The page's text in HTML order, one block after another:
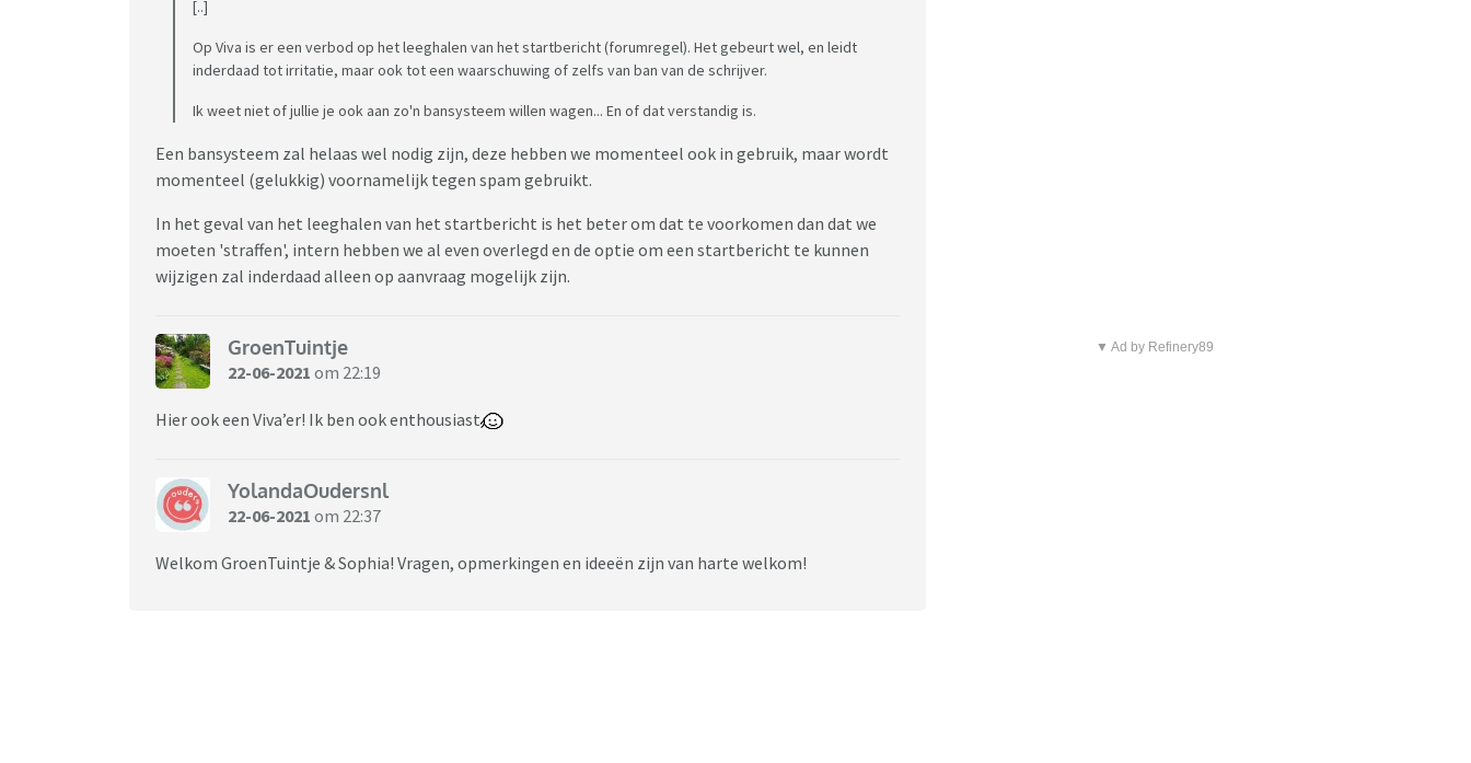
[..]
Op Viva is er een verbod op het leeghalen van het startbericht (forumregel). Het gebeurt wel, en leidt
inderdaad tot irritatie, maar ook tot een waarschuwing of zelfs van ban van de schrijver.
Ik weet niet of jullie je ook aan zo'n bansysteem willen wagen... En of dat verstandig is.
Een bansysteem zal helaas wel nodig zijn, deze hebben we momenteel ook in gebruik, maar wordt
momenteel (gelukkig) voornamelijk tegen spam gebruikt.
In het geval van het leeghalen van het startbericht is het beter om dat te voorkomen dan dat we
moeten 'straffen', intern hebben we al even overlegd en de optie om een startbericht te kunnen
wijzigen zal inderdaad alleen op aanvraag mogelijk zijn.
GroenTuintje
22-06-2021 om 22:19
Hier ook een Viva’er! Ik ben ook enthousiast
YolandaOudersnl
22-06-2021 om 22:37
Welkom GroenTuintje & Sophia! Vragen, opmerkingen en ideeën zijn van harte welkom!
▼ Ad by Refinery89